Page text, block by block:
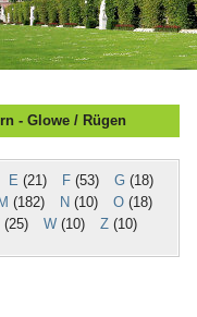
- Glowe / Rügen
E (21) F(53) G(18)
M (182) N (10) O(18)
(25) W(10) Z(10)